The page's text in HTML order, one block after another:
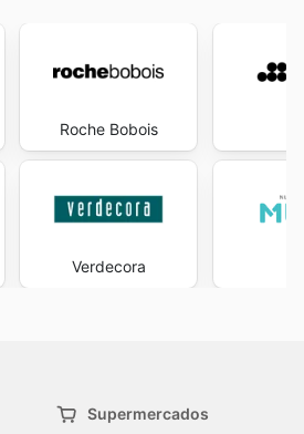
Roche Bobois
Verdecora
Supermercados